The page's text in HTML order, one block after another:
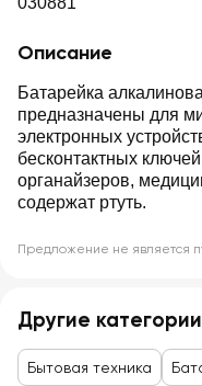
Описание
Батарейка
предназначены для
электронных
бесконтактных
органайзеров,
содержат ртуть.
Предложение не является
Другие
Бытовая техника